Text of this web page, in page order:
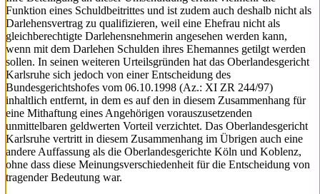
Funktion eines Schuldbeitrittes und ist zudem auch deshalb nicht als
Darlehensvertrag zu qualifizieren, weil eine Ehefrau nicht als
gleichberechtigte Darlehensnehmerin angesehen werden kann,
wenn mit dem Darlehen Schulden ihres Ehemannes getilgt werden
sollen. In seinen weiteren Urteilsgründen hat das Oberlandesgericht
Karlsruhe sich jedoch von einer Entscheidung des
Bundesgerichtshofes vom 06.10.1998 (Az.: XI ZR 244/97)
inhaltlich entfernt, in dem es auf den in diesem Zusammenhang für
eine Mithaftung eines Angehörigen vorauszusetzenden
unmittelbaren geldwerten Vorteil verzichtet. Das Oberlandesgericht
Karlsruhe vertritt in diesem Zusammenhang im Übrigen auch eine
andere Auffassung als die Oberlandesgerichte Köln und Koblenz,
ohne dass diese Meinungsverschiedenheit für die Entscheidung von
tragender Bedeutung war.